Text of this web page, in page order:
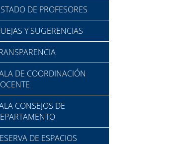
DE PROFESORES
Y SUGERENCIAS
DE COORDINACIÓN
CONSEJOS DE
DE ESPACIOS